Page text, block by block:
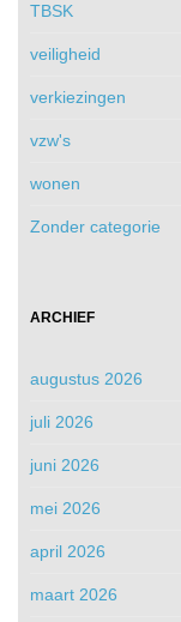
TBSK
veiligheid
verkiezingen
vzw's
wonen
Zonder categorie
ARCHIEF
augustus 2026
juli 2026
juni 2026
mei 2026
april 2026
maart 2026